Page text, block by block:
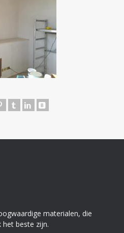
materialen, die
beste zijn.